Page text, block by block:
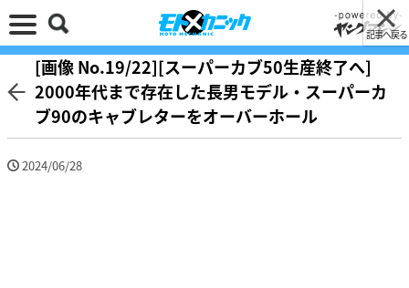
記事へ戻る
[画像 No.19/22][スーパーカブ50生産終了へ]
2000年代まで存在した長男モデル・スーパーカ
ブ90のキャブレターをオーバーホール
2024/06/28